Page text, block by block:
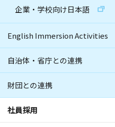
企業・学校向け日本語
English Immersion Activities
自治体・省庁との連携
財団との連携
社員採用